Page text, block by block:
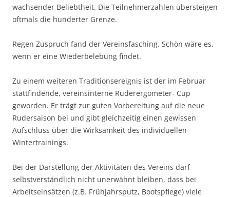
wachsender Beliebtheit. Die Teilnehmerzahlen übersteigen
oftmals die hunderter Grenze.
Regen Zuspruch fand der Vereinsfasching. Schön wäre es,
wenn er eine Wiederbelebung findet.
Zu einem weiteren Traditionsereignis ist der im Februar
stattfindende, vereinsinterne Ruderergometer- Cup
geworden. Er trägt zur guten Vorbereitung auf die neue
Rudersaison bei und gibt gleichzeitig einen gewissen
Aufschluss über die Wirksamkeit des individuellen
Wintertrainings.
Bei der Darstellung der Aktivitäten des Vereins darf
selbstverständlich nicht unerwähnt bleiben, dass bei
Arbeitseinsätzen (z.B. Frühjahrsputz, Bootspflege) viele